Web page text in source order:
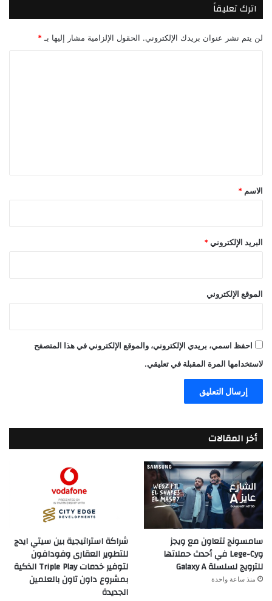
اترك تعليقاً
لن يتم نشر عنوان بريدك الإلكتروني. الحقول الإلزامية مشار إليها بـ *
*
الاسم *
البريد الإلكتروني *
الموقع الإلكتروني
احفظ اسمي، بريدي الإلكتروني، والموقع الإلكتروني في هذا المتصفح
لاستخدامها المرة المقبلة في تعليقي.
أخر المقالات
سامسونج تتعاون مع ويجز
وLege-Cy في أحدث حملاتها
للترويج لسلسلة Galaxy A
منذ ساعة واحدة
شراكة استراتيجية بين سيتي ايدج
للتطوير العقارى وفودافون
لتوفير خدمات Triple Play الذكية
بمشروع داون تاون بالعلمين
الجديدة